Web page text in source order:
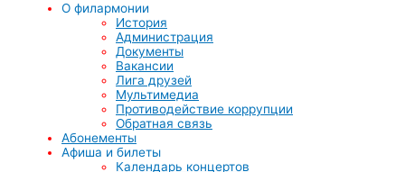
О филармонии
История
Администрация
Документы
Вакансии
Лига друзей
Мультимедиа
Противодействие коррупции
Обратная связь
Абонементы
Афиша и билеты
Календарь концертов